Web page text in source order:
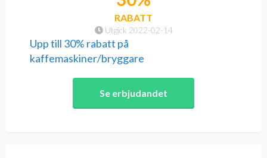
Utgick 2022-02-14
RABATT
Upp till 30% rabatt på
kaffemaskiner/bryggare
Se erbjudandet